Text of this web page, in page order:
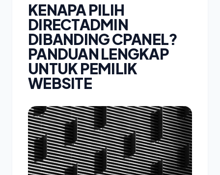
KENAPA PILIH
DIRECTADMIN
DIBANDING CPANEL?
PANDUAN LENGKAP
UNTUK PEMILIK
WEBSITE